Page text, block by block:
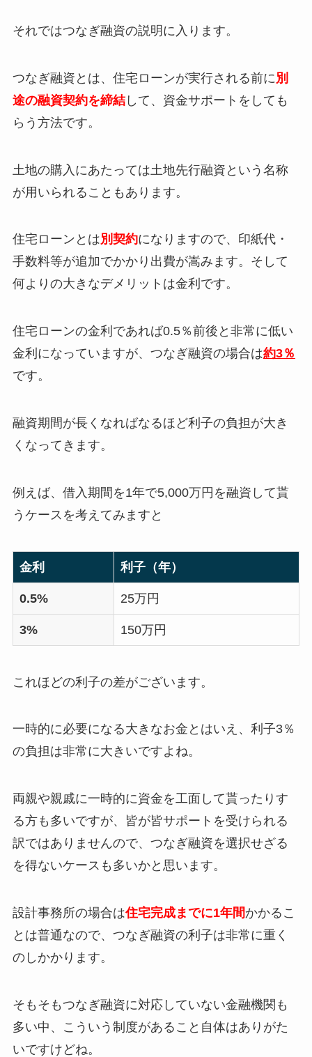
それではつなぎ融資の説明に入ります。
つなぎ融資とは、住宅ローンが実行される前に 別
途の融資契約を締結して、資金サポートをしても
らう方法です。
土地の購入にあたっては土地先行融資という名称
が用いられることもあります。
住宅ローンとは別契約になりますので、印紙代・
手数料等が追加でかかり出費が嵩みます。そして
何よりの大きなデメリットは金利です。
住宅ローンの金利であれば0.5％前後と非常に低い
金利になっていますが、つなぎ融資の場合は約3％
です。
融資期間が長くなればなるほど利子の負担が大き
くなってきます。
例えば、借入期間を1年で5,000万円を融資して貰
うケースを考えてみますと
金利 利子（年）
0.5% 25万円
3% 150万円
これほどの利子の差がございます。
一時的に必要になる大きなお金とはいえ、利子3％
の負担は非常に大きいですよね。
両親や親戚に一時的に資金を工面して貰ったりす
る方も多いですが、皆が皆サポートを受けられる
訳ではありませんので、つなぎ融資を選択せざる
を得ないケースも多いかと思います。
設計事務所の場合は住宅完成までに1年間かかるこ
とは普通なので、つなぎ融資の利子は非常に重く
のしかかります。
そもそもつなぎ融資に対応していない金融機関も
多い中、こういう制度があること自体はありがた
いですけどね。